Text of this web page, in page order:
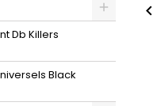
Db Killers
Black
